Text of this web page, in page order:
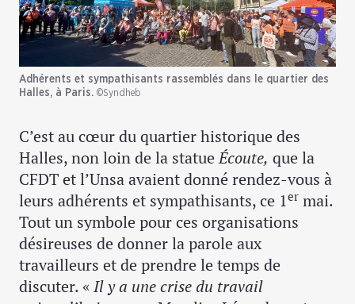
Adhérents et sympathisants rassemblés dans le quartier des
Halles, à Paris. ©Syndheb
C’est au cœur du quartier historique des
Halles, non loin de la statueÉcoute, que la
CFDT et l’Unsa avaient donné rendez-vous à
leurs adhérents et sympathisants, ce 1er mai.
Tout un symbole pour ces organisations
désireuses de donner la parole aux
travailleurs et de prendre le temps de
discuter. « Il y a une crise du travail